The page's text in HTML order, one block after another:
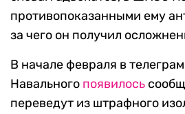
противопоказанными ему
за чего он получил
В начале февраля в
Навального появилось
переведут из штрафного